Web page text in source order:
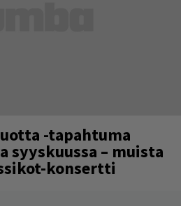
-tapahtuma
syyskuussa – muista
konsertti